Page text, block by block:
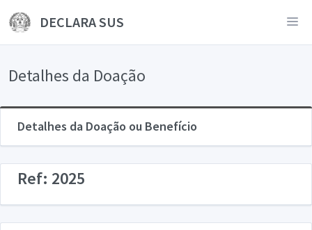
DECLARA SUS
Detalhes da Doação
Detalhes da Doação ou Benefício
Ref: 2025